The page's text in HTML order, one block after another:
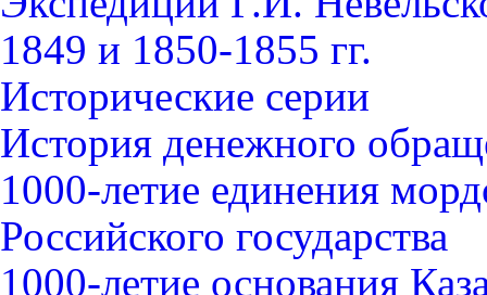
1849 и 1850-1855 гг.
Исторические серии
История денежного
1000-летие единения
Российского государства
1000-летие основания